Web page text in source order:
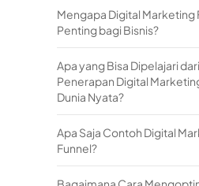
Mengapa Digital Marketing
Penting bagi Bisnis?
Apa yang Bisa Dipelajari dari
Penerapan Digital
Dunia Nyata?
Apa Saja Contoh Digital
Funnel?